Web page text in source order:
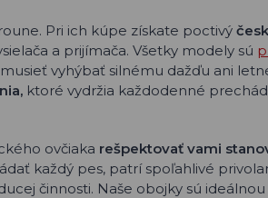
Pri ich kúpe získate poctivý
a prijímača. Všetky modely sú
vyhýbať silnému dažďu ani
ktoré vydržia každodenné
ovčiaka rešpektovať vami
každý pes, patrí spoľahlivé
činnosti. Naše obojky sú